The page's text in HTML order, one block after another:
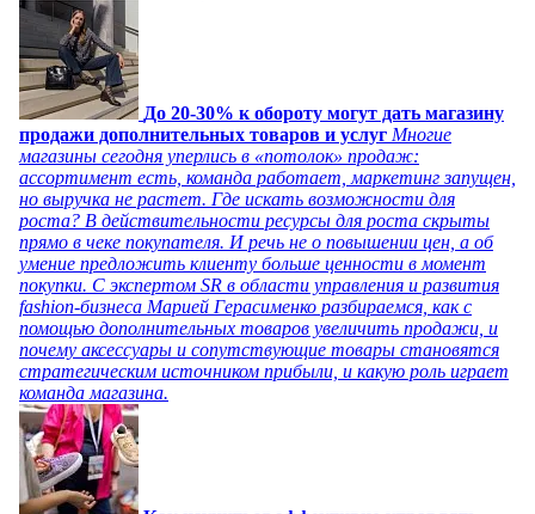
До 20-30% к обороту могут дать магазину
продажи дополнительных товаров и услуг Многие
магазины сегодня уперлись в «потолок» продаж:
ассортимент есть, команда работает, маркетинг запущен,
но выручка не растет. Где искать возможности для
роста? В действительности ресурсы для роста скрыты
прямо в чеке покупателя. И речь не о повышении цен, а об
умение предложить клиенту больше ценности в момент
покупки. С экспертом SR в области управления и развития
fashion-бизнеса Марией Герасименко разбираемся, как с
помощью дополнительных товаров увеличить продажи, и
почему аксессуары и сопутствующие товары становятся
стратегическим источником прибыли, и какую роль играет
команда магазина.